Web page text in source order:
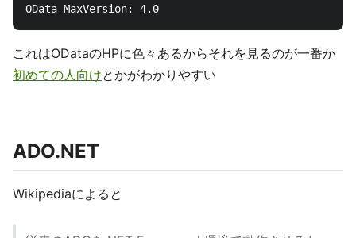
これはODataのHPに色々あるからそれを見るのが一番か
初めての人向けとかがわかりやすい
ADO.NET
Wikipediaによると